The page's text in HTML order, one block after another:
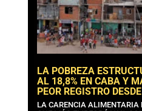
LA POBREZA
AL 18,8% EN CABA Y
PEOR REGISTRO
LA CARENCIA ALIMENTARIA